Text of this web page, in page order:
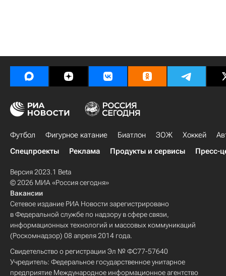
Футбол Фигурное катание Биатлон ЗОЖ Хоккей
Спецпроекты
Реклама Продукты и сервисы Пресс-
Версия 2023.1 Beta
© 2026 МИА «Россия сегодня»
Вакансии
Сетевое издание РИА Новости зарегистрировано
в Федеральной службе по надзору в сфере связи,
информационных технологий и массовых коммуникаций
(Роскомнадзор) 08 апреля 2014 года.
Свидетельство о регистрации Эл № ФС77-57640
Учредитель: Федеральное государственное унитарное
предприятие Международное информационное агентство